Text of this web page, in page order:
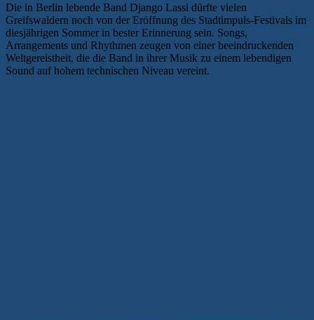
Die in Berlin lebende Band Django Lassi dürfte vielen
Greifswaldern noch von der Eröffnung des Stadtimpuls-Festivals im
diesjährigen Sommer in bester Erinnerung sein. Songs,
Arrangements und Rhythmen zeugen von einer beeindruckenden
Weltgereistheit, die die Band in ihrer Musik zu einem lebendigen
Sound auf hohem technischen Niveau vereint.